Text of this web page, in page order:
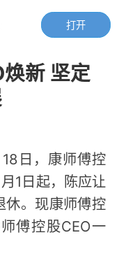
新 坚定
日，康师傅控
1日起，陈应让
休。现康师傅控
傅控股CEO一
打开